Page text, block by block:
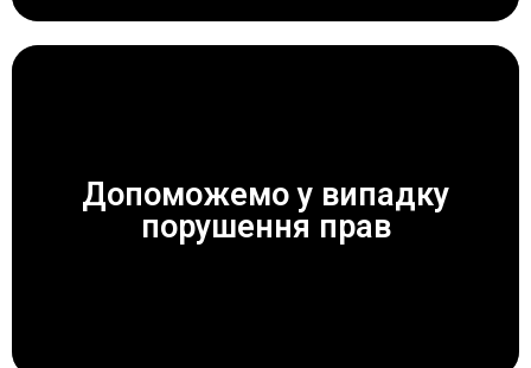
Допоможемо у випадку
порушення прав
ЗАВЖДИ ДОПОМОЖЕМО!